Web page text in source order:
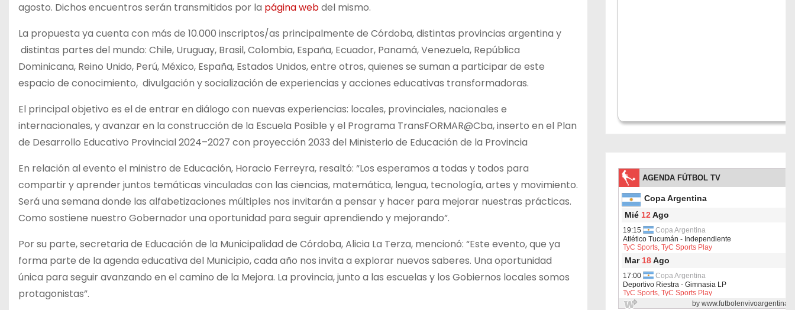
agosto. Dichos encuentros serán transmitidos por la página webdel mismo.
La propuesta ya cuenta con más de 10.000 inscriptos/as principalmente de Córdoba, distintas provincias argentina y
distintas partes del mundo: Chile, Uruguay, Brasil, Colombia, España, Ecuador, Panamá, Venezuela, República
Dominicana, Reino Unido, Perú, México, España, Estados Unidos, entre otros, quienes se suman a participar de este
espacio de conocimiento, divulgación y socialización de experiencias y acciones educativas transformadoras.
El principal objetivo es el de entrar en diálogo con nuevas experiencias: locales, provinciales, nacionales e
internacionales, y avanzar en la construcción de la Escuela Posible y el Programa TransFORMAR@Cba, inserto en el Plan
de Desarrollo Educativo Provincial 2024–2027 con proyección 2033 del Ministerio de Educación de la Provincia
En relación al evento el ministro de Educación, Horacio Ferreyra, resaltó: “Los esperamos a todas y todos para
compartir y aprender juntos temáticas vinculadas con las ciencias, matemática, lengua, tecnología, artes y movimiento.
Será una semana donde las alfabetizaciones múltiples nos invitarán a pensar y hacer para mejorar nuestras prácticas.
Como sostiene nuestro Gobernador una oportunidad para seguir aprendiendo y mejorando”.
Por su parte, secretaria de Educación de la Municipalidad de Córdoba, Alicia La Terza, mencionó: “Este evento, que ya
forma parte de la agenda educativa del Municipio, cada año nos invita a explorar nuevos saberes. Una oportunidad
única para seguir avanzando en el camino de la Mejora. La provincia, junto a las escuelas y los Gobiernos locales somos
protagonistas”.